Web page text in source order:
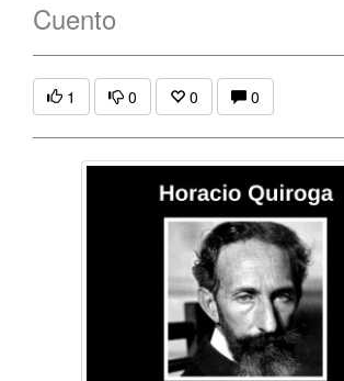
Cuento
1 0 0 0